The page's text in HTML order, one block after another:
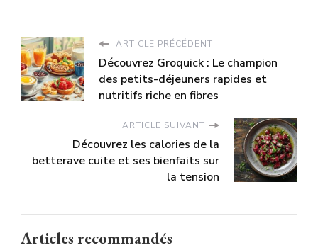
ARTICLE PRÉCÉDENT
Découvrez Groquick : Le champion
des petits-déjeuners rapides et
nutritifs riche en fibres
ARTICLE SUIVANT
Découvrez les calories de la
betterave cuite et ses bienfaits sur
la tension
Articles recommandés